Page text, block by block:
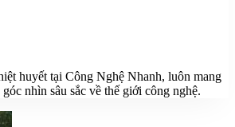
huyết tại Công Nghệ Nhanh, luôn mang
nhìn sâu sắc về thế giới công nghệ.